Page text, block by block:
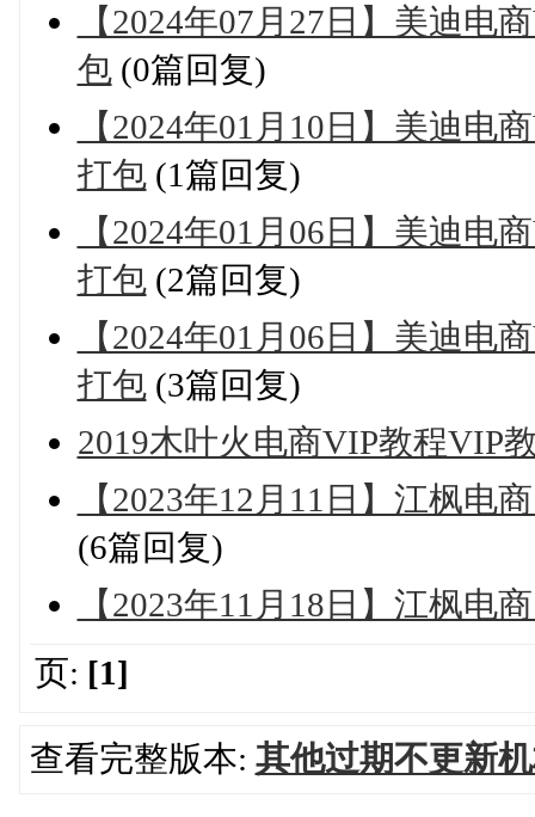
【2024年07月27日】美迪电
包(0篇回复)
【2024年01月10日】美迪电
打包(1篇回复)
【2024年01月06日】美迪电
打包(2篇回复)
【2024年01月06日】美迪电
打包(3篇回复)
2019木叶火电商VIP教程VIP
【2023年12月11日】江枫电
(6篇回复)
【2023年11月18日】江枫电
页: [1]
查看完整版本: 其他过期不更新